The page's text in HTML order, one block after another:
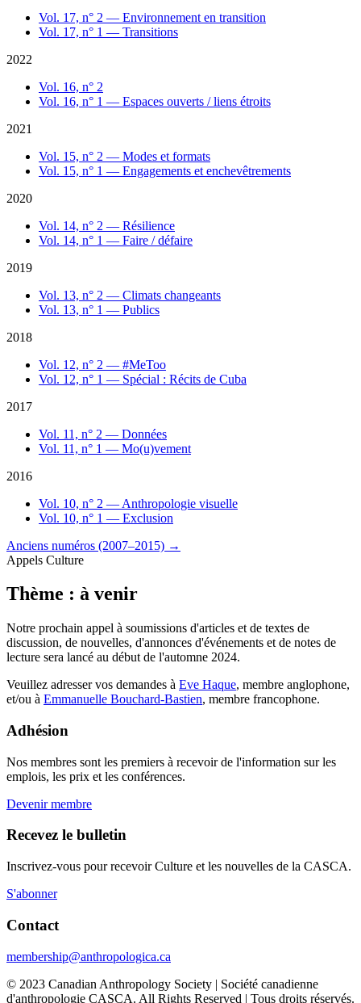
Vol. 17, n° 2 — Environnement en transition
Vol. 17, n° 1 — Transitions
2022
Vol. 16, n° 2
Vol. 16, n° 1 — Espaces ouverts / liens étroits
2021
Vol. 15, n° 2 — Modes et formats
Vol. 15, n° 1 — Engagements et enchevêtrements
2020
Vol. 14, n° 2 — Résilience
Vol. 14, n° 1 — Faire / défaire
2019
Vol. 13, n° 2 — Climats changeants
Vol. 13, n° 1 — Publics
2018
Vol. 12, n° 2 — #MeToo
Vol. 12, n° 1 — Spécial : Récits de Cuba
2017
Vol. 11, n° 2 — Données
Vol. 11, n° 1 — Mo(u)vement
2016
Vol. 10, n° 2 — Anthropologie visuelle
Vol. 10, n° 1 — Exclusion
Anciens numéros (2007–2015) →
Appels Culture
Thème : à venir
Notre prochain appel à soumissions d'articles et de textes de
discussion, de nouvelles, d'annonces d'événements et de notes de
lecture sera lancé au début de l'automne 2024.
Veuillez adresser vos demandes à Eve Haque, membre anglophone,
et/ou à Emmanuelle Bouchard-Bastien, membre francophone.
Adhésion
Nos membres sont les premiers à recevoir de l'information sur les
emplois, les prix et les conférences.
Devenir membre
Recevez le bulletin
Inscrivez-vous pour recevoir Culture et les nouvelles de la CASCA.
S'abonner
Contact
membership@anthropologica.ca
© 2023 Canadian Anthropology Society | Société canadienne
d'anthropologie CASCA. All Rights Reserved | Tous droits réservés.